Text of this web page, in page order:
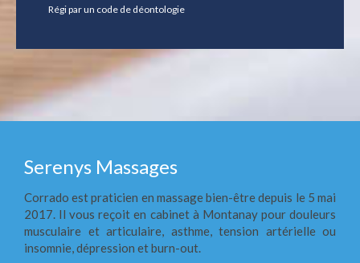
Régi par un code de déontologie
Serenys Massages
Corrado est praticien en massage bien-être depuis le 5 mai
2017. Il vous reçoit en cabinet à Montanay pour douleurs
musculaire et articulaire, asthme, tension artérielle ou
insomnie, dépression et burn-out.